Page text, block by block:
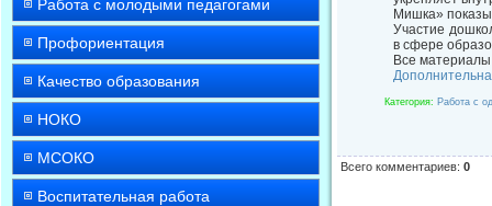
Работа с молодыми педагогами
Профориентация
Качество образования
НОКО
МСОКО
Воспитательная работа
Мишка»
Участие
в сфере
Все
Категория: Работа с
Всего комментариев: 0